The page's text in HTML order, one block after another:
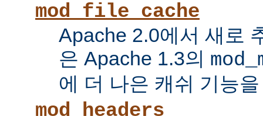
mod_file_cache
Apache 2.0에서 새로
은 Apache 1.3의
에 더 나은 캐쉬 기능
mod_headers